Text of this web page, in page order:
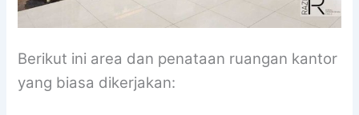
Berikut ini area dan penataan ruangan kantor
yang biasa dikerjakan: